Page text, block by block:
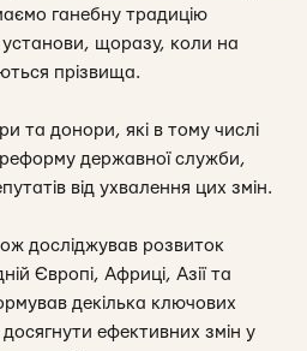
ганебну традицію
щоразу, коли на
прізвища.
та донори, які в тому числі
державної служби,
від ухвалення цих змін.
досліджував розвиток
Європі, Африці, Азії та
декілька ключових
ефективних змін у